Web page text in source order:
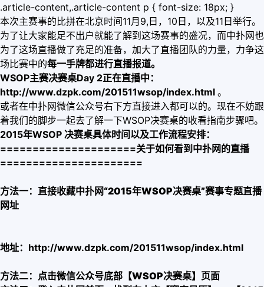
.article-content,.article-content p { font-size: 18px; }
本次主赛事的比拼在北京时间11月9,日，10日，以及11日举行。
为了让大家能足不出户就能了解到这场赛事的盛况，而中扑网也
为了这场直播做了充足的准备，加大了直播团队的力量，力争这
场比赛中的每一手牌都进行直播报道。
WSOP主赛决赛桌Day 2正在直播中：
http://www.dzpk.com/201511wsop/index.html 。
或者在中扑网微信公众号右下方直接进入都可以的。现在不妨跟
着我们的脚步一起去了解一下WSOP决赛桌的收看指南步骤吧。
2015年WSOP 决赛桌具体时间以及工作流程安排：
=====================关于如何看到中扑网的直播
======================
方法一：直接收藏中扑网“2015年WSOP决赛桌”赛事专题直播
网址
地址： http://www.dzpk.com/201511wsop/index.html
方法二：点击微信公众号底部【WSOP决赛桌】页面